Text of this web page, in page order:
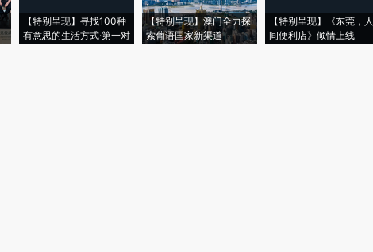
【特别呈现】寻找100种
有意思的生活方式·第一对
【特别呈现】澳门全力探
索葡语国家新渠道
【特别呈现】《东莞，人
间便利店》倾情上线